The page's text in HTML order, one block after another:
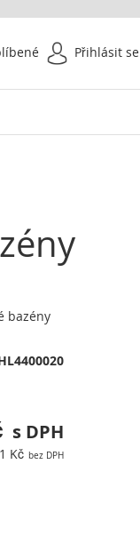
Přihlásit se
bazény
Kč